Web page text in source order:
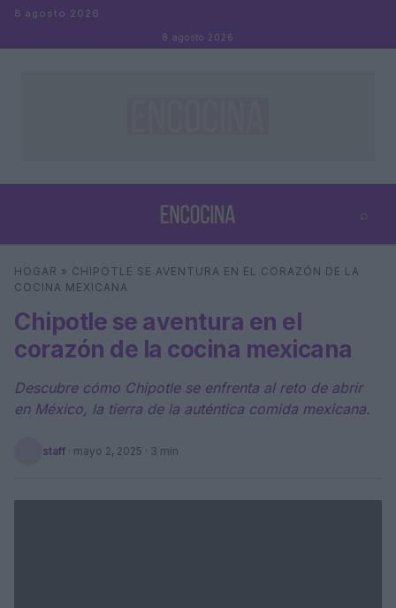
Saltar al contenido
8 agosto 2026
8 agosto 2026
⌕
Buscar ⌕
HOGAR » CHIPOTLE SE AVENTURA EN EL CORAZÓN DE LA
COCINA MEXICANA
Chipotle se aventura en el
corazón de la cocina mexicana
Descubre cómo Chipotle se enfrenta al reto de abrir
en México, la tierra de la auténtica comida mexicana.
staff · mayo 2, 2025 · 3 min